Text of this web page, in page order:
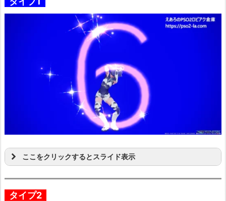
ここをクリックするとスライド表示
タイプ2